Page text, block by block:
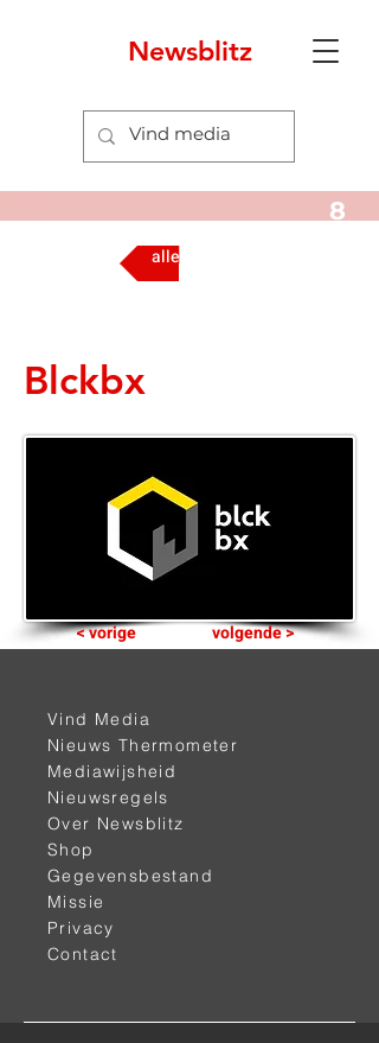
Newsblitz
8
alle media
Blckbx
< vorige volgende >
Alle kanalen
Facebook
Vind Media
Nieuws Thermometer
Mediawijsheid
Nieuwsregels
Over Newsblitz
Shop
Gegevensbestand
Missie
Privacy
Contact